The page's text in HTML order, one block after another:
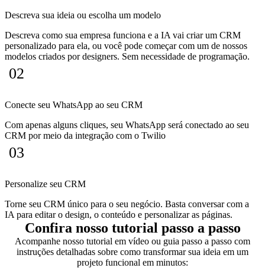
Descreva sua ideia ou escolha um modelo
Descreva como sua empresa funciona e a IA vai criar um CRM
personalizado para ela, ou você pode começar com um de nossos
modelos criados por designers. Sem necessidade de programação.
02
Conecte seu WhatsApp ao seu CRM
Com apenas alguns cliques, seu WhatsApp será conectado ao seu
CRM por meio da integração com o Twilio
03
Personalize seu CRM
Torne seu CRM único para o seu negócio. Basta conversar com a
IA para editar o design, o conteúdo e personalizar as páginas.
Confira nosso tutorial passo a passo
Acompanhe nosso tutorial em vídeo ou guia passo a passo com
instruções detalhadas sobre como transformar sua ideia em um
projeto funcional em minutos: